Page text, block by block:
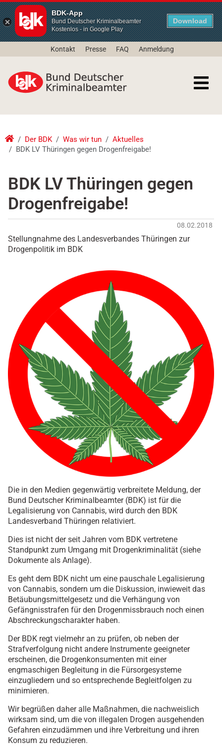
BDK-App
Bund Deutscher Kriminalbeamter
Kostenlos - in Google Play
Download
Kontakt Presse FAQ Anmeldung
Der BDK Was wir tun
Aktuelles
BDK LV Thüringen gegen Drogenfreigabe!
BDK LV Thüringen gegen
Drogenfreigabe!
08.02.2018
Stellungnahme des Landesverbandes Thüringen zur
Drogenpolitik im BDK
Die in den Medien gegenwärtig verbreitete Meldung, der
Bund Deutscher Kriminalbeamter (BDK) ist für die
Legalisierung von Cannabis, wird durch den BDK
Landesverband Thüringen relativiert.
Dies ist nicht der seit Jahren vom BDK vertretene
Standpunkt zum Umgang mit Drogenkriminalität (siehe
Dokumente als Anlage).
Es geht dem BDK nicht um eine pauschale Legalisierung
von Cannabis, sondern um die Diskussion, inwieweit das
Betäubungsmittelgesetz und die Verhängung von
Gefängnisstrafen für den Drogenmissbrauch noch einen
Abschreckungscharakter haben.
Der BDK regt vielmehr an zu prüfen, ob neben der
Strafverfolgung nicht andere Instrumente geeigneter
erscheinen, die Drogenkonsumenten mit einer
engmaschigen Begleitung in die Fürsorgesysteme
einzugliedern und so entsprechende Begleitfolgen zu
minimieren.
Wir begrüßen daher alle Maßnahmen, die nachweislich
wirksam sind, um die von illegalen Drogen ausgehenden
Gefahren einzudämmen und ihre Verbreitung und ihren
Konsum zu reduzieren.